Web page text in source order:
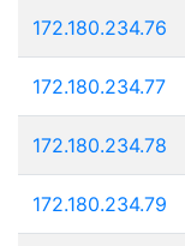
172.180.234.76
172.180.234.77
172.180.234.78
172.180.234.79